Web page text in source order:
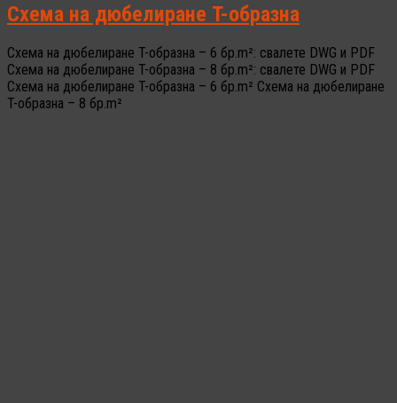
Схема на дюбелиране T-образна
Схема на дюбелиране T-образна – 6 бр.m²: свалете DWG и PDF
Схема на дюбелиране T-образна – 8 бр.m²: свалете DWG и PDF
Схема на дюбелиране T-образна – 6 бр.m² Схема на дюбелиране
T-образна – 8 бр.m²